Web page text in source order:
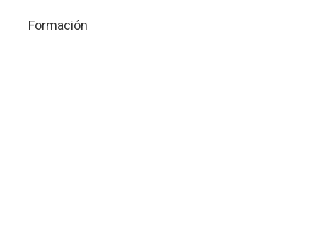
Formación